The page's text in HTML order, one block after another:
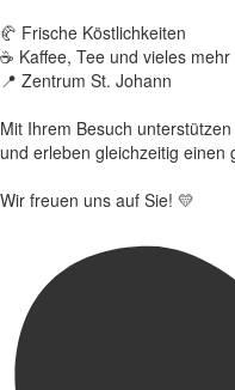
🥐 Frische Köstlichkeiten
☕ Kaffee, Tee und vieles mehr
📍 Zentrum St. Johann
Mit Ihrem Besuch
und erleben gleichzeitig einen
Wir freuen uns auf Sie! 💛